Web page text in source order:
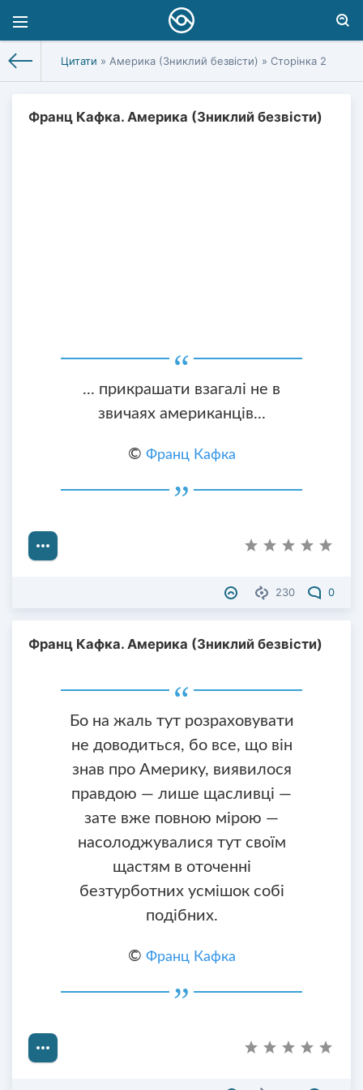
Цитати » Америка (Зниклий безвісти) » Сторінка 2
Франц Кафка. Америка (Зниклий безвісти)
... прикрашати взагалі не в
звичаях американців...
© Франц Кафка
230 0
Франц Кафка. Америка (Зниклий безвісти)
Бо на жаль тут розраховувати
не доводиться, бо все, що він
знав про Америку, виявилося
правдою — лише щасливці —
зате вже повною мірою —
насолоджувалися тут своїм
щастям в оточенні
безтурботних усмішок собі
подібних.
© Франц Кафка